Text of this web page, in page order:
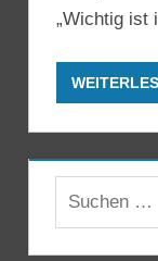
„Wichtig ist